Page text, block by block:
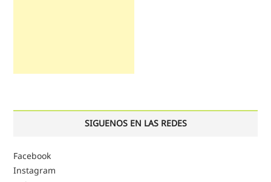
SIGUENOS EN LAS REDES
Facebook
Instagram